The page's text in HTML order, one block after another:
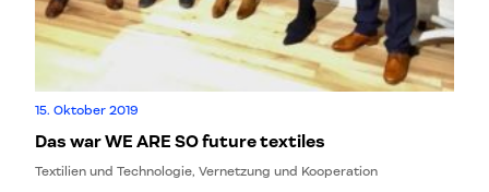
15. Oktober 2019
Das war WE ARE SO future textiles
Textilien und Technologie, Vernetzung und Kooperation